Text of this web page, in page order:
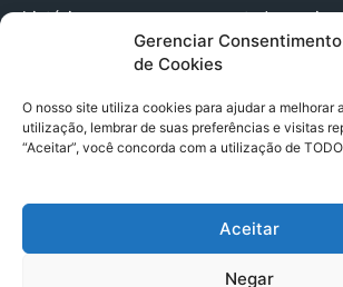
Gerenciar Consentimento
de Cookies
O nosso site utiliza cookies para ajudar a melhorar
utilização, lembrar de suas preferências e visitas
“Aceitar”, você concorda com a utilização de
Aceitar
Negar
história que merece ser contada, envie-
(91) 98224 - 3111
© 2025 A Província do Pará CNPJ:
Trav. Quintino Bocaiuva 2301, Ed. Rogério